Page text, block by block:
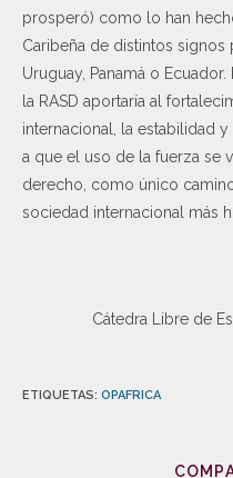
prosperó) como lo han
Caribeña de distintos
Uruguay, Panamá o
la RASD aportaría al
internacional, la estabilidad
a que el uso de la fuerza se
derecho, como único
sociedad internacional más
Cátedra Libre de
ETIQUETAS: OPAFRICA